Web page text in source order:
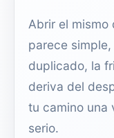
Abrir el mismo
parece
duplicado, la
deriva del
tu camino una
serio.